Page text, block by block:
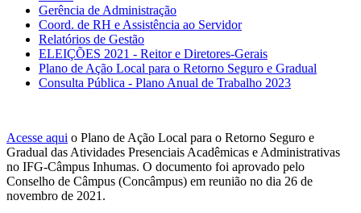
Gerência de Administração
Coord. de RH e Assistência ao Servidor
Relatórios de Gestão
ELEIÇÕES 2021 - Reitor e Diretores-Gerais
Plano de Ação Local para o Retorno Seguro e Gradual
Consulta Pública - Plano Anual de Trabalho 2023
Acesse aqui o Plano de Ação Local para o Retorno Seguro e
Gradual das Atividades Presenciais Acadêmicas e Administrativas
no IFG-Câmpus Inhumas. O documento foi aprovado pelo
Conselho de Câmpus (Concâmpus) em reunião no dia 26 de
novembro de 2021.